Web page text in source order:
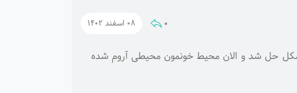
0 08 اسفند 1402
حل شد و الان محیط خونمون محیطی آروم شده